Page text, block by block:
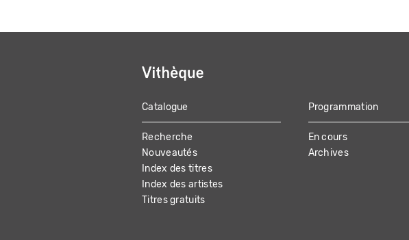
MAIN
NAVIGATION
Catalogue
Recherche
Nouveautés
Index des titres
Index des artistes
Titres gratuits
Programmation
En cours
Archives